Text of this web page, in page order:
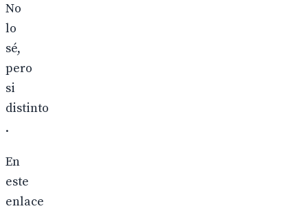
No
lo
sé,
pero
si
distinto
.
En
este
enlace